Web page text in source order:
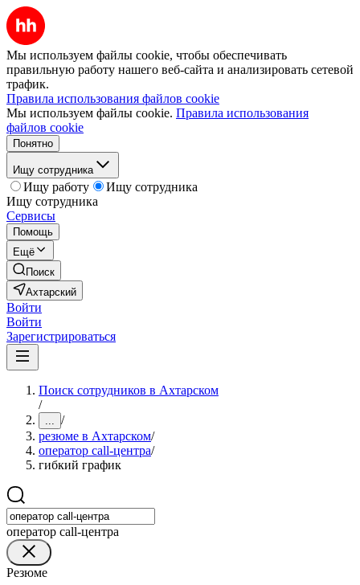
Мы используем файлы cookie, чтобы обеспечивать
правильную работу нашего веб-сайта и анализировать сетевой
трафик.
Правила использования файлов cookie
Мы используем файлы cookie. Правила использования
файлов cookie
Понятно
Ищу сотрудника
Ищу работу
Ищу сотрудника
Ищу сотрудника
Сервисы
Помощь
Ещё
Поиск
Ахтарский
Войти
Войти
Зарегистрироваться
Поиск сотрудников в Ахтарском
/
... /
резюме в Ахтарском/
оператор cаll-центра/
гибкий график
оператор cаll-центра
Резюме